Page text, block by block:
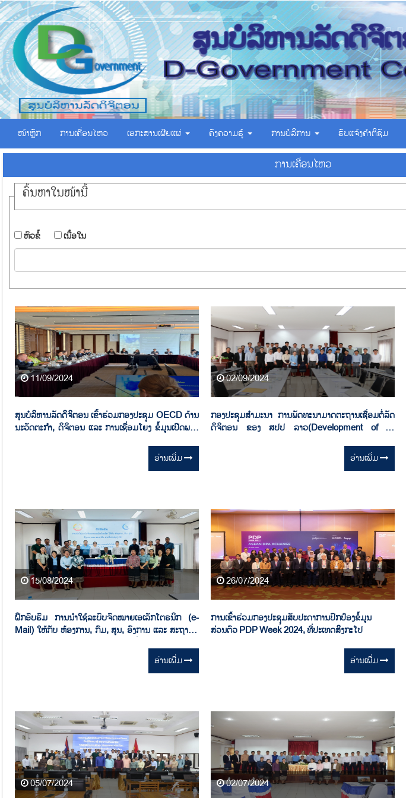
ໜ້າຫຼັກ ການເຄື່ອນໄຫວ ເອ​ກະ​ສານ​ເຜີຍ​ແຜ່ ຄັງຄວາມຮູ້ ການບໍລິການ ຮັບແຈ້ງຄຳຕິຊົມ
ການ​ເຄື່ອນ​ໄຫວ
ຄົ້ນ​ຫາ​ໃນ​ໜ້ານີ້
​ຫົວ​ຂໍ້ ​ເນື້ອ​ໃນ
11/09/2024
ສູນບໍລິຫານລັດດິຈິຕອນ ເຂົ້າຮ່ວມກອງປະຊຸມ OECD ດ້ານ
ນະວັດຕະກໍາ, ດິຈິຕອນ ແລະ ການເຊື່ອມໂຍງ ຂໍ້ມູນເປີດພາກ
ອ່ານ​ເພີ່ມ
02/09/2024
ກອງປະຊຸມສຳມະນາ ການພັດທະນາມາດຕະຖານເຊື່ອມຕໍ່ລັດ
ດິຈິຕອນ ຂອງ ສປປ ລາວ(Development of e-
ອ່ານ​ເພີ່ມ
15/08/2024
ຝຶກອົບຮົມ ການນຳໃຊ້ລະບົບຈົດໝາຍເອເລັກໂຕຣນິກ (e-
Mail) ໃຫ້ກັບ ຫ້ອງການ, ກົມ, ສູນ, ອົງການ ແລະ ສະຖາບັນ
ອ່ານ​ເພີ່ມ
26/07/2024
ການເຂົ້າຮ່ວມກອງປະຊຸມສັບປະດາການປົກປ້ອງຂໍ້ມູນ
ສ່ວນຕົວ PDP Week 2024, ທີ່ປະເທດສິງກະໂປ
ອ່ານ​ເພີ່ມ
05/07/2024 02/07/2024